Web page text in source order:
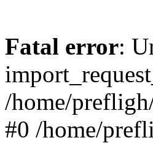
Fatal error:
/home/
#0 /home/